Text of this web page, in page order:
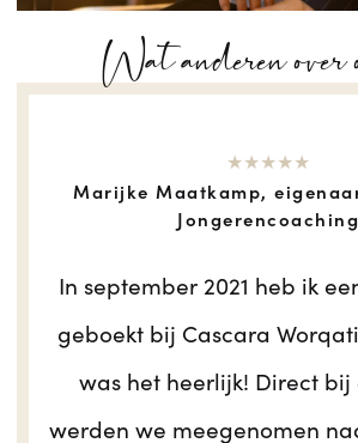
Wat anderen over
Marijke Maatkamp,
Jongerencoaching
★★★★★
In september 2021 heb ik
geboekt bij Cascara
was het heerlijk! Direct bij
werden we meegenomen